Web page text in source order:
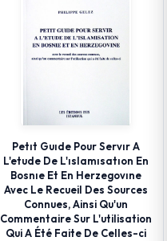
Petıt Guıde Pour Servır A
L'etude De L'ıslamısatıon En
Bosnıe Et En Herzegovıne
Avec Le Recueil Des Sources
Connues, Ainsi Qu'un
Commentaire Sur L'utilisation
Qui A Été Faite De Celles-ci